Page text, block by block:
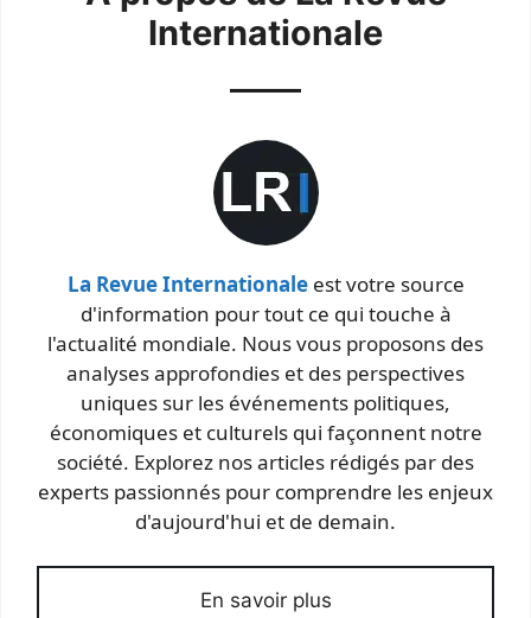
Internationale
La Revue Internationaleest votre source
d'information pour tout ce qui touche à
l'actualité mondiale. Nous vous proposons des
analyses approfondies et des perspectives
uniques sur les événements politiques,
économiques et culturels qui façonnent notre
société. Explorez nos articles rédigés par des
experts passionnés pour comprendre les enjeux
d'aujourd'hui et de demain.
En savoir plus